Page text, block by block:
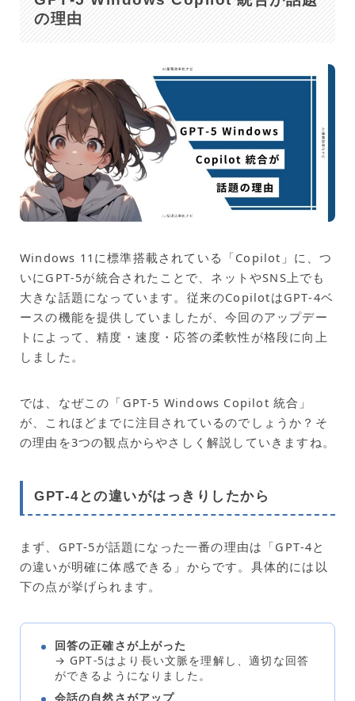
の理由
Windows 11に標準搭載されている「Copilot」に、つ
いにGPT‑5が統合されたことで、ネットやSNS上でも
大きな話題になっています。従来のCopilotはGPT‑4ベ
ースの機能を提供していましたが、今回のアップデー
トによって、精度・速度・応答の柔軟性が格段に向上
しました。
では、なぜこの「GPT‑5 Windows Copilot 統合」
が、これほどまでに注目されているのでしょうか？そ
の理由を3つの観点からやさしく解説していきますね。
GPT‑4との違いがはっきりしたから
まず、GPT‑5が話題になった一番の理由は「GPT‑4と
の違いが明確に体感できる」からです。具体的には以
下の点が挙げられます。
回答の正確さが上がった
→ GPT‑5はより長い文脈を理解し、適切な回答
ができるようになりました。
会話の自然さがアップ